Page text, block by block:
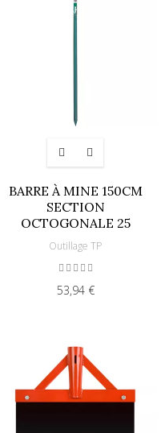
BARRE À MINE 150CM
SECTION
OCTOGONALE 25
Outillage TP
53,94 €